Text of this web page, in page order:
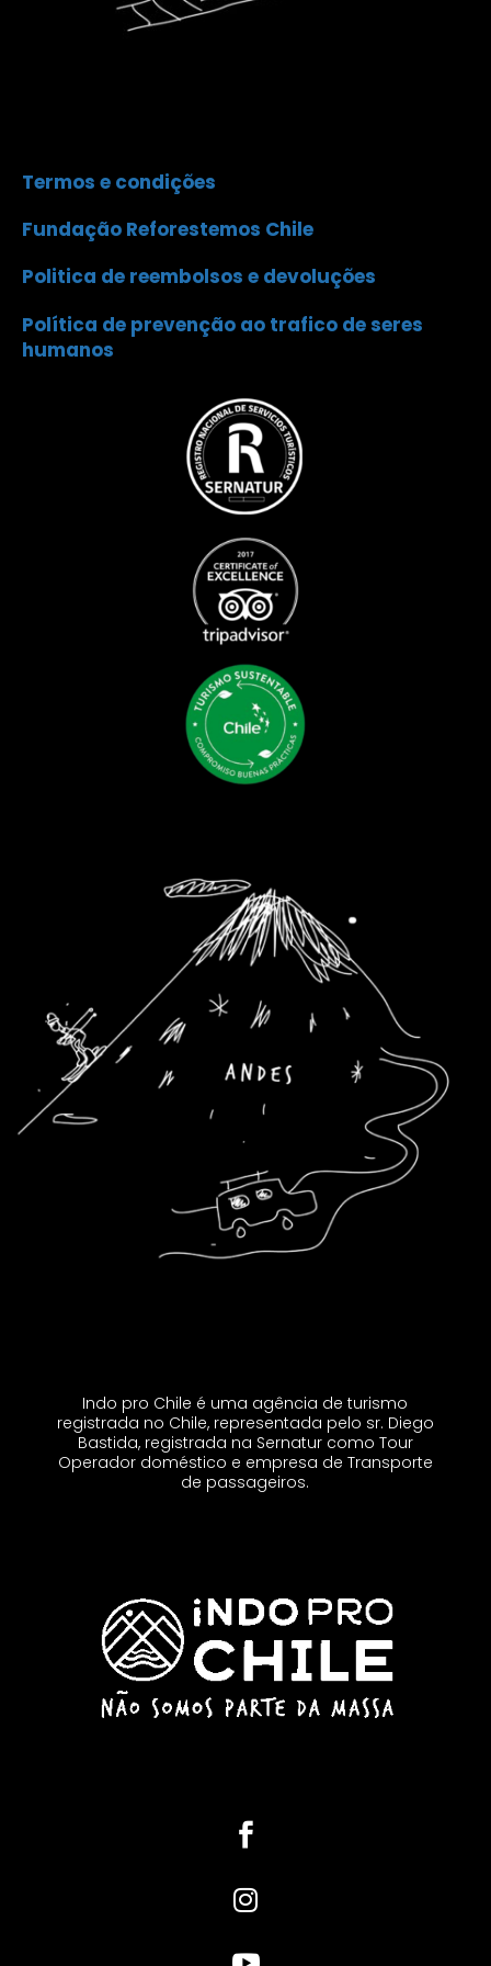
Termos e condições
Fundação Reforestemos Chile
Politica de reembolsos e devoluções
Política de prevenção ao trafico de seres
humanos
Indo pro Chile é uma agência de turismo
registrada no Chile, representada pelo sr. Diego
Bastida, registrada na Sernatur como Tour
Operador doméstico e empresa de Transporte
de passageiros.

